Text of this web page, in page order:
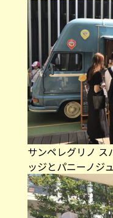
サンペレグリノ ス
ッジとパニーノジ